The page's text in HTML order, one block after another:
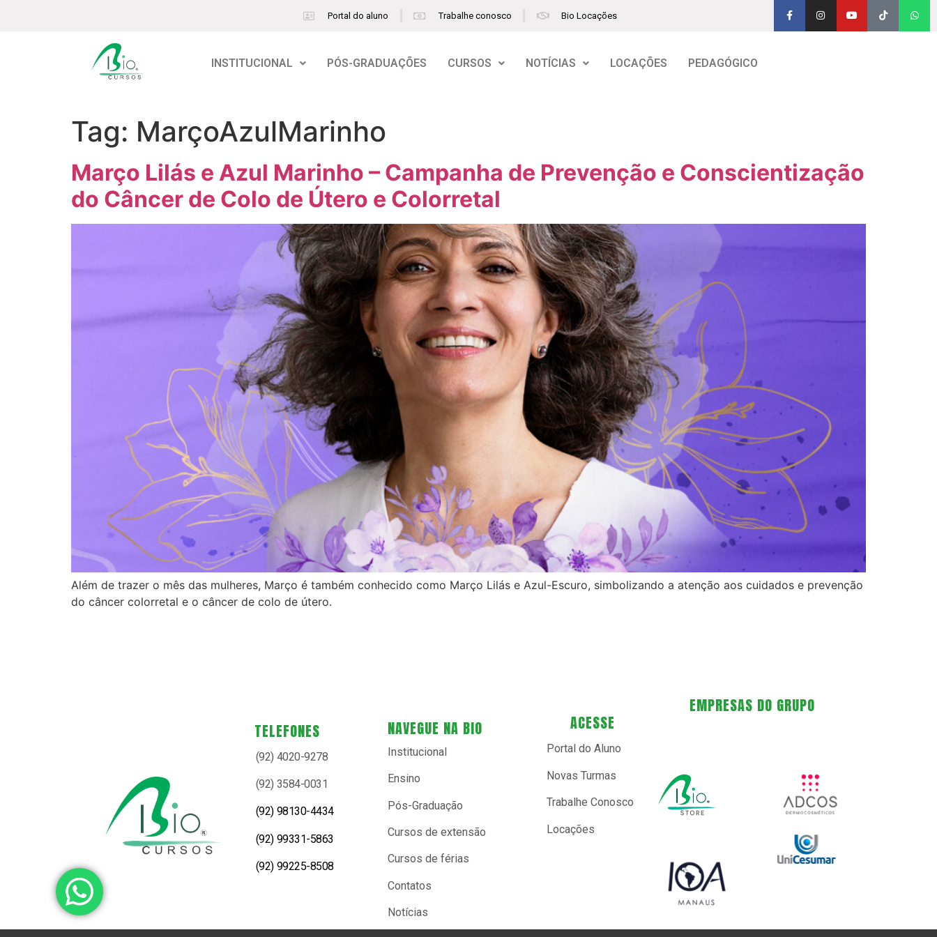
Portal do aluno Trabalhe conosco Bio Locações
INSTITUCIONAL PÓS-GRADUAÇÕES CURSOS NOTÍCIAS LOCAÇÕES PEDAGÓGICO
Tag: MarçoAzulMarinho
Março Lilás e Azul Marinho – Campanha de Prevenção e Conscientização
do Câncer de Colo de Útero e Colorretal
Além de trazer o mês das mulheres, Março é também conhecido como Março Lilás e Azul-Escuro, simbolizando a atenção aos cuidados e prevenção
do câncer colorretal e o câncer de colo de útero.
TELEFONES
(92) 4020-9278
(92) 3584-0031
(92) 98130-4434
(92) 99331-5863
(92) 99225-8508
NAVEGUE NA BIO
Institucional
Ensino
Pós-Graduação
Cursos de extensão
Cursos de férias
Contatos
Notícias
ACESSE
Portal do Aluno
Novas Turmas
Trabalhe Conosco
Locações
EMPRESAS DO GRUPO